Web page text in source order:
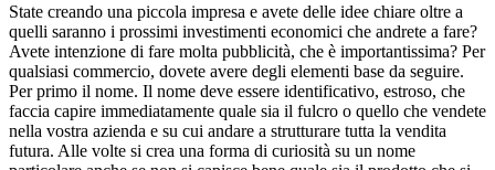
State creando una piccola impresa e avete delle idee chiare oltre a
quelli saranno i prossimi investimenti economici che andrete a fare?
Avete intenzione di fare molta pubblicità, che è importantissima? Per
qualsiasi commercio, dovete avere degli elementi base da seguire.
Per primo il nome. Il nome deve essere identificativo, estroso, che
faccia capire immediatamente quale sia il fulcro o quello che vendete
nella vostra azienda e su cui andare a strutturare tutta la vendita
futura. Alle volte si crea una forma di curiosità su un nome